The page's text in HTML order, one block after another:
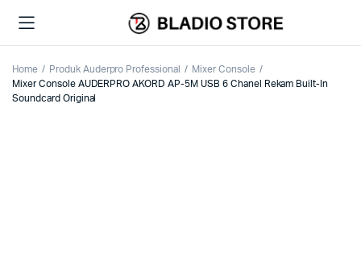
Home Produk Auderpro Professional
Mixer Console
Mixer Console AUDERPRO AKORD AP-5M USB 6 Chanel Rekam Built-In
Soundcard Original